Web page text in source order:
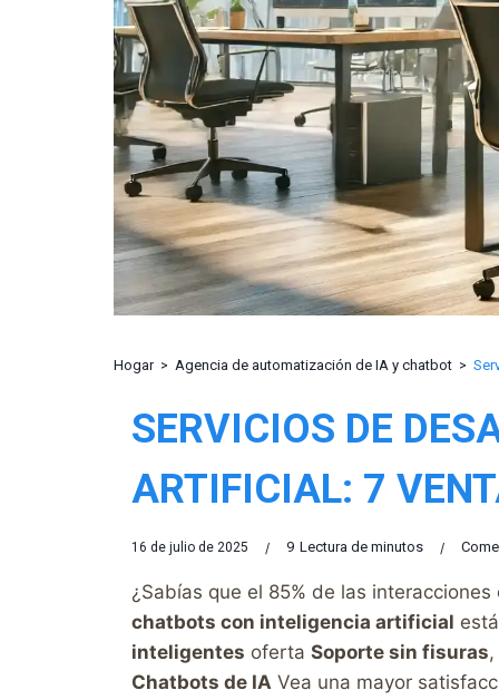
Hogar Agencia de automatización de IA y chatbot
SERVICIOS DE
ARTIFICIAL: 7
16 de julio de 2025 9 Lectura de minutos
¿Sabías que el 85% de las
chatbots con inteligencia artificial
inteligentes oferta Soporte sin fisuras,
Chatbots de IA Vea una mayor